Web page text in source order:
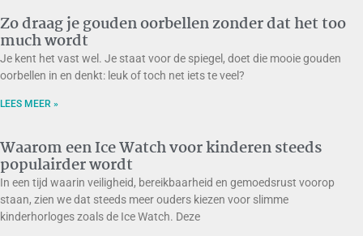
Zo draag je gouden oorbellen zonder dat het too
much wordt
Je kent het vast wel. Je staat voor de spiegel, doet die mooie gouden
oorbellen in en denkt: leuk of toch net iets te veel?
LEES MEER »
Waarom een Ice Watch voor kinderen steeds
populairder wordt
In een tijd waarin veiligheid, bereikbaarheid en gemoedsrust voorop
staan, zien we dat steeds meer ouders kiezen voor slimme
kinderhorloges zoals de Ice Watch. Deze